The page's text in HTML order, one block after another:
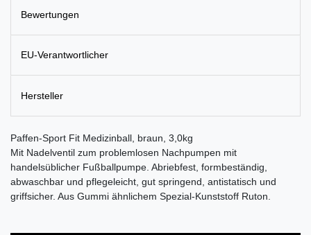
Bewertungen
EU-Verantwortlicher
Hersteller
Paffen-Sport Fit Medizinball, braun, 3,0kg
Mit Nadelventil zum problemlosen Nachpumpen mit
handelsüblicher Fußballpumpe. Abriebfest, formbeständig,
abwaschbar und pflegeleicht, gut springend, antistatisch und
griffsicher. Aus Gummi ähnlichem Spezial-Kunststoff Ruton.